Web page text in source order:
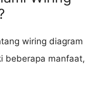
wiring diagram
beberapa manfaat,